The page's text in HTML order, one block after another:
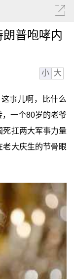
普咆哮内
小 大
事儿啊，比什么
一个80岁的老爷
死扛两大军事力量
老大庆生的节骨眼